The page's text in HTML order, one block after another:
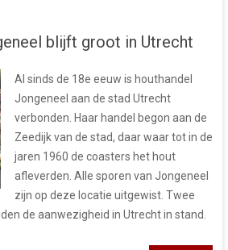
blijft groot in Utrecht
Al sinds de 18e eeuw is houthandel
Jongeneel aan de stad Utrecht
verbonden. Haar handel begon aan de
Zeedijk van de stad, daar waar tot in de
jaren 1960 de coasters het hout
afleverden. Alle sporen van Jongeneel
zijn op deze locatie uitgewist. Twee
de aanwezigheid in Utrecht in stand.